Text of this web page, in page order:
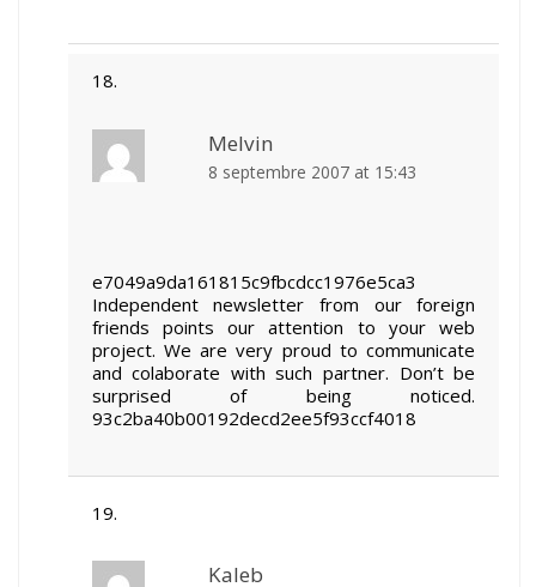
Melvin
8 septembre 2007 at 15:43
e7049a9da161815c9fbcdcc1976e5ca3
Independent newsletter from our foreign
friends points our attention to your web
project. We are very proud to communicate
and colaborate with such partner. Don’t be
surprised of being noticed.
93c2ba40b00192decd2ee5f93ccf4018
Kaleb